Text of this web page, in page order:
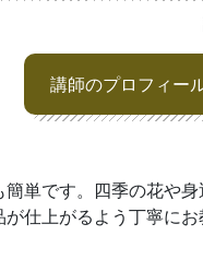
講師のプロフィー
単です。四季の花や
仕上がるよう丁寧にお